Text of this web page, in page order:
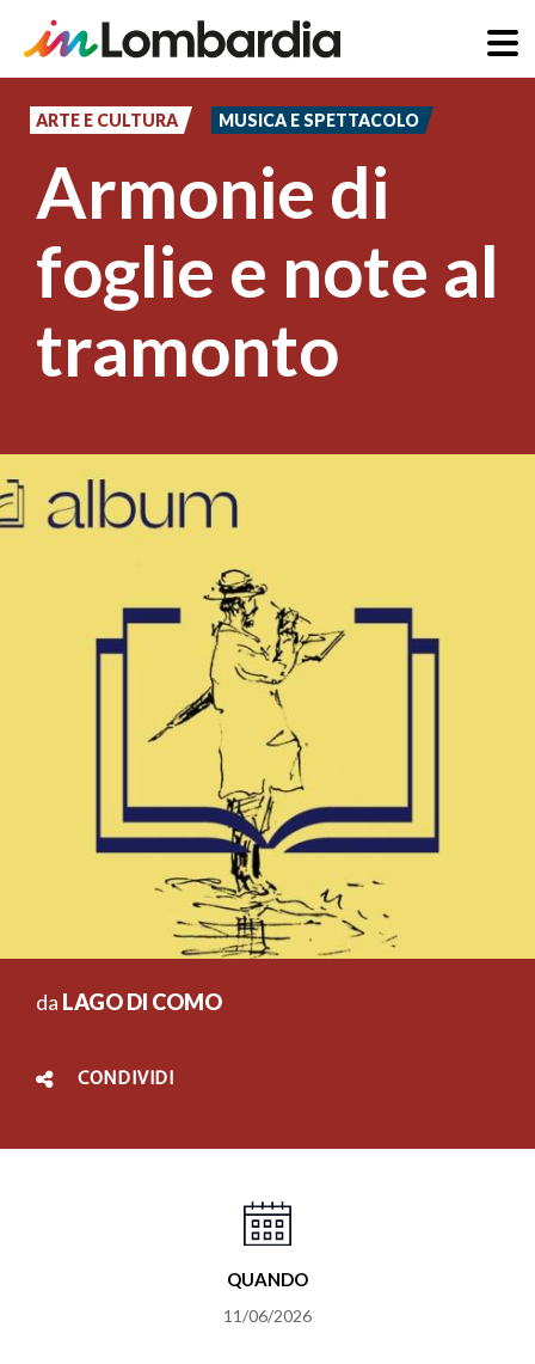
principale
ARTE E CULTURA MUSICA E SPETTACOLO
Armonie di
foglie e note al
tramonto
da LAGO DI COMO
CONDIVIDI
QUANDO
11/06/2026